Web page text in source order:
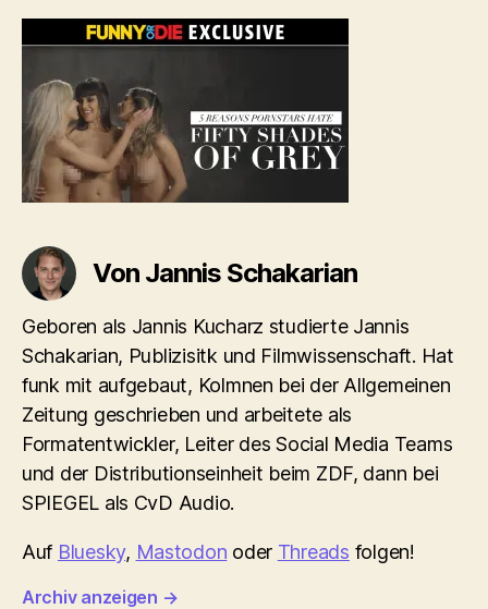
Von Jannis Schakarian
Geboren als Jannis Kucharz studierte Jannis
Schakarian, Publizisitk und Filmwissenschaft. Hat
funk mit aufgebaut, Kolmnen bei der Allgemeinen
Zeitung geschrieben und arbeitete als
Formatentwickler, Leiter des Social Media Teams
und der Distributionseinheit beim ZDF, dann bei
SPIEGEL als CvD Audio.
Auf Bluesky, Mastodon oder Threads folgen!
Archiv anzeigen →